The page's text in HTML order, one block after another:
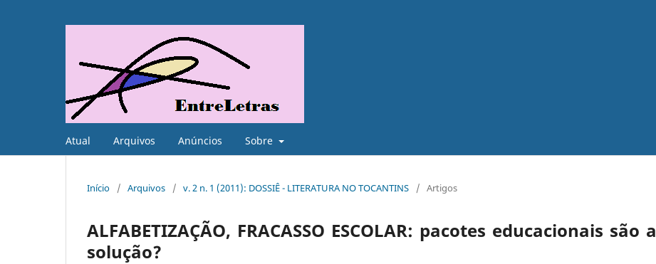
Atual Arquivos Anúncios Sobre
Início / Arquivos / v. 2 n. 1 (2011): DOSSIÊ - LITERATURA NO TOCANTINS / Artigos
ALFABETIZAÇÃO, FRACASSO ESCOLAR: pacotes educacionais são a
solução?